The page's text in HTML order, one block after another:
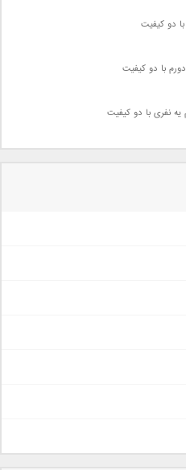
دو کیفیت
با دو کیفیت
نفری با دو کیفیت